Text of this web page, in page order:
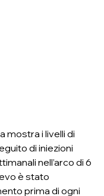
mostra i livelli di
di iniezioni
nell’arco di 6
è stato
prima di ogni